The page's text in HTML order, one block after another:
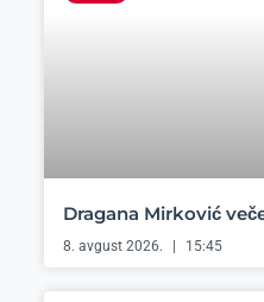
Dragana Mirković
8. avgust 2026. 15:45